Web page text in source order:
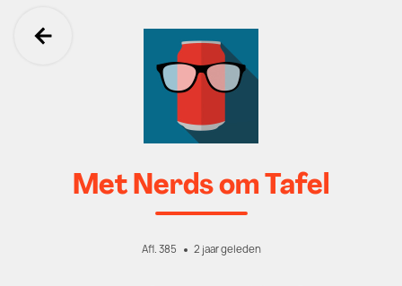
Ga terug
Met Nerds om Tafel
Afl. 385 2 jaar geleden